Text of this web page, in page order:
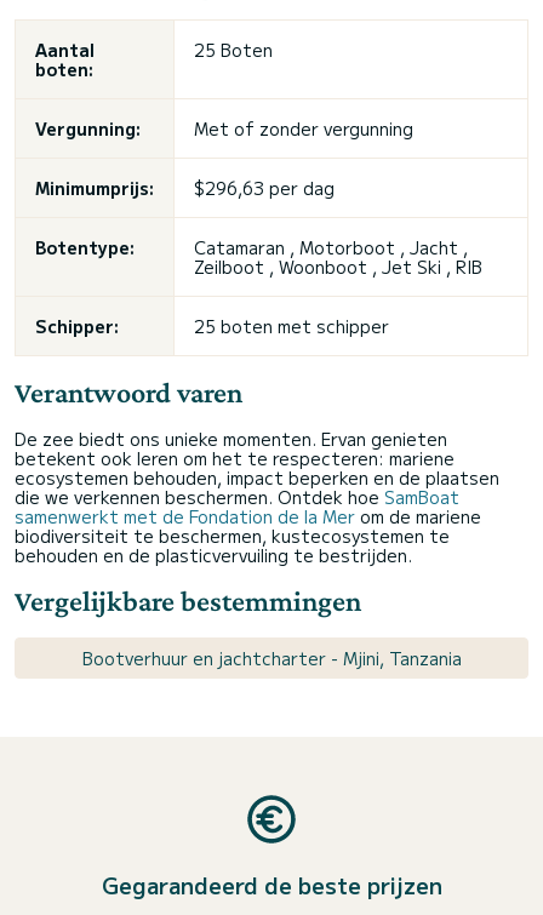
Aantal
boten:
25 Boten
Vergunning: Met of zonder vergunning
Minimumprijs: $296,63 per dag
Botentype:
Catamaran , Motorboot , Jacht ,
Zeilboot , Woonboot , Jet Ski , RIB
Schipper: 25 boten met schipper
Verantwoord varen
De zee biedt ons unieke momenten. Ervan genieten
betekent ook leren om het te respecteren: mariene
ecosystemen behouden, impact beperken en de plaatsen
die we verkennen beschermen. Ontdek hoe SamBoat
samenwerkt met de Fondation de la Mer om de mariene
biodiversiteit te beschermen, kustecosystemen te
behouden en de plasticvervuiling te bestrijden.
Vergelijkbare bestemmingen
Bootverhuur en jachtcharter - Mjini, Tanzania
Gegarandeerd de beste prijzen